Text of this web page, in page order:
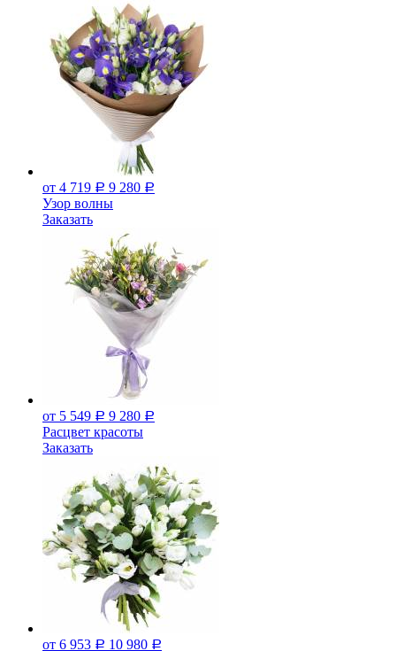
от 4 719 Р 9 280 Р
Узор волны
Заказать
от 5 549 Р 9 280 Р
Расцвет красоты
Заказать
от 6 953 Р 10 980 Р